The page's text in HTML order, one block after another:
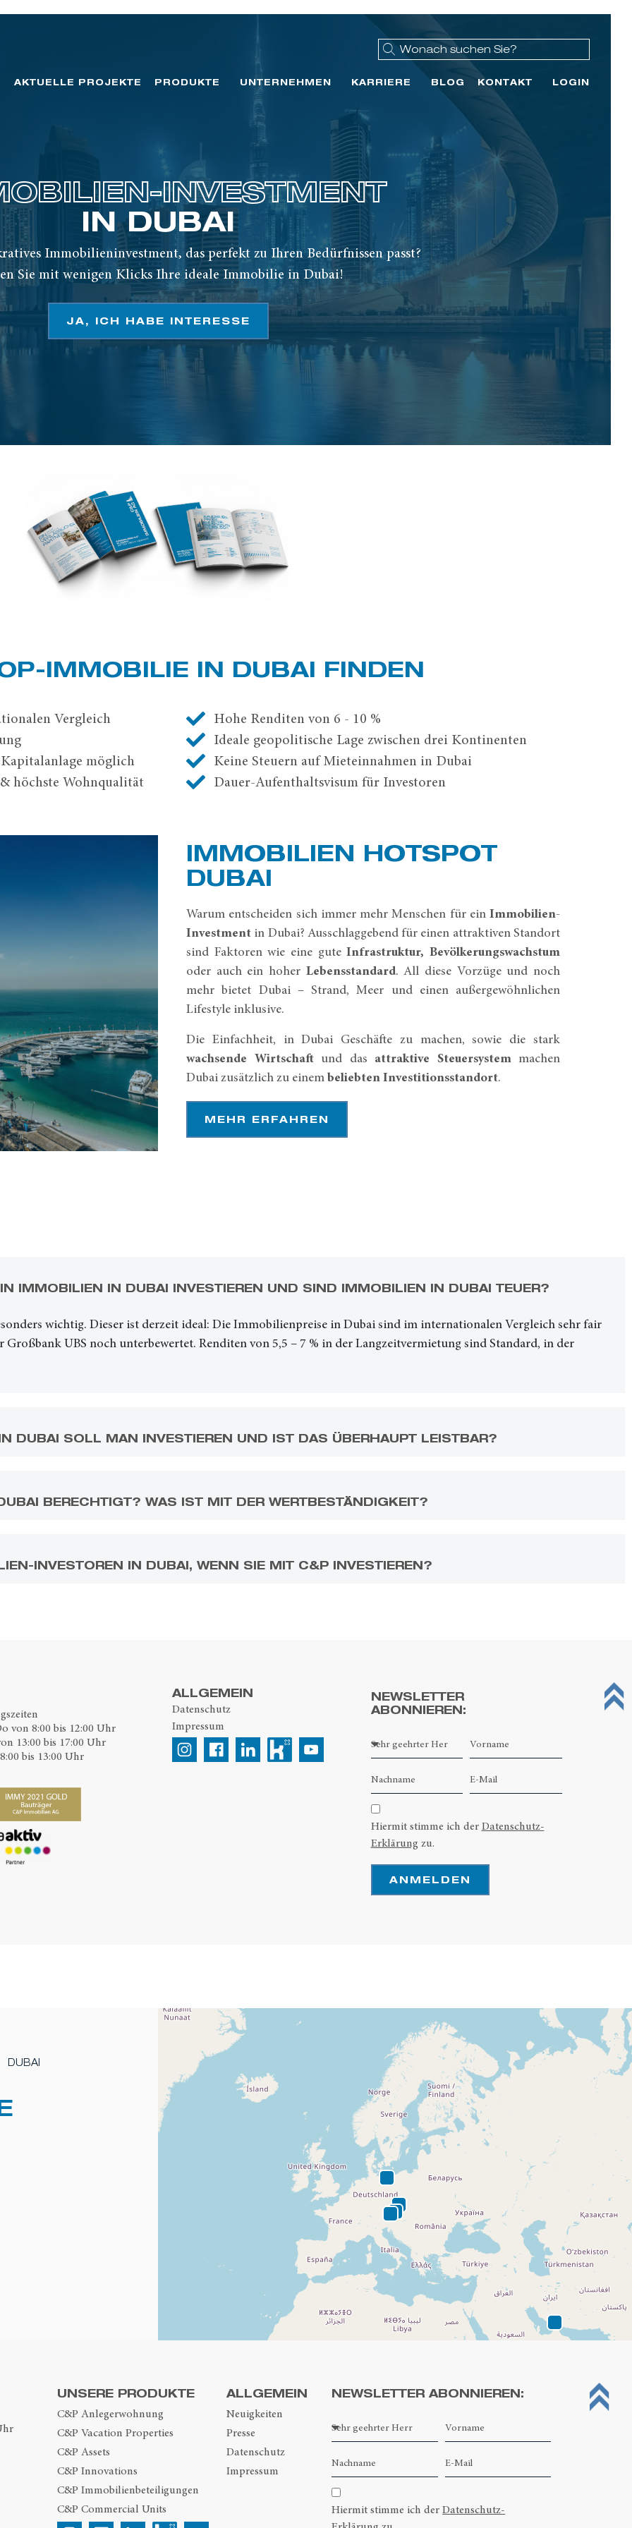
AKTUELLE PROJEKTE PRODUKTE UNTERNEHMEN KARRIERE BLOG KONTAKT LOGIN
INVESTMENT
IN DUBAI
Immobilieninvestment, das perfekt zu Ihren Bedürfnissen passt?
Sie mit wenigen Klicks Ihre ideale Immobilie in Dubai!
JA, ICH HABE INTERESSE
IMMOBILIE IN DUBAI FINDEN
Vergleich
möglich
höchste Wohnqualität
Hohe Renditen von 6 - 10 %
Ideale geopolitische Lage zwischen drei Kontinenten
Keine Steuern auf Mieteinnahmen in Dubai
Dauer-Aufenthaltsvisum für Investoren
IMMOBILIEN HOTSPOT
DUBAI
Warum entscheiden sich immer mehr Menschen für einImmobilien-
Investment in Dubai? Ausschlaggebend für einen attraktiven Standort
sind Faktoren wie eine guteInfrastruktur, Bevölkerungswachstum
oder auch ein hoher Lebensstandard. All diese Vorzüge und noch
mehr bietet Dubai – Strand, Meer und einen außergewöhnlichen
Lifestyle inklusive.
Die Einfachheit, in Dubai Geschäfte zu machen, sowie die stark
wachsende Wirtschaftund das attraktive Steuersystemmachen
Dubai zusätzlich zu einembeliebten Investitionsstandort.
MEHR ERFAHREN
IMMOBILIEN IN DUBAI INVESTIEREN UND SIND IMMOBILIEN IN DUBAI TEUER?
wichtig. Dieser ist derzeit ideal: Die Immobilienpreise in Dubai sind im internationalen Vergleich sehr fair
Großbank UBS noch unterbewertet. Renditen von 5,5 – 7 % in der Langzeitvermietung sind Standard, in der
DUBAI SOLL MAN INVESTIEREN UND IST DAS ÜBERHAUPT LEISTBAR?
BERECHTIGT? WAS IST MIT DER WERTBESTÄNDIGKEIT?
INVESTOREN IN DUBAI, WENN SIE MIT C&P INVESTIEREN?
von 8:00 bis 12:00 Uhr
13:00 bis 17:00 Uhr
bis 13:00 Uhr
ALLGEMEIN
Datenschutz
Impressum
NEWSLETTER
ABONNIEREN:
Hiermit stimme ich derDatenschutz-
Erklärung zu.
ANMELDEN
DUBAI
UNSERE PRODUKTE
C&P Anlegerwohnung
C&P Vacation Properties
C&P Assets
C&P Innovations
C&P Immobilienbeteiligungen
C&P Commercial Units
ALLGEMEIN
Neuigkeiten
Presse
Datenschutz
Impressum
NEWSLETTER ABONNIEREN:
Hiermit stimme ich derDatenschutz-